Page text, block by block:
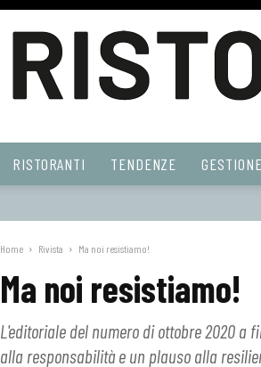
Web
RISTORANTI TENDENZE GESTIONE
Home Rivista Ma noi resistiamo!
Ma noi resistiamo!
L'editoriale del numero di ottobre 2020 a
alla responsabilità e un plauso alla